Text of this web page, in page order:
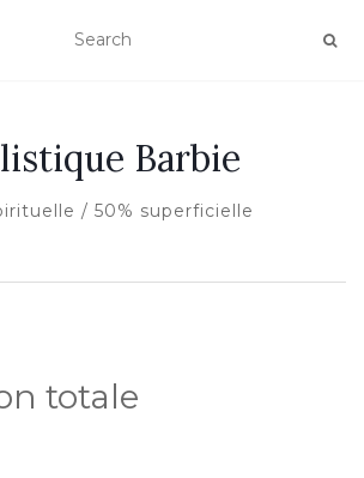
LA NAVIGATION
Barbie
/ 50% superficielle
totale